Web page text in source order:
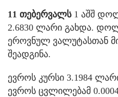
11 თებერვალს1 აშშ
2.6830 ლარი გახდა.
ეროვნულ ვალუტასთან
შეადგინა.
ევროს კურსი 3.1984
ევროს ცვლილებამ